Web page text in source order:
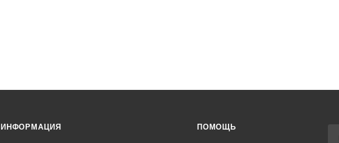
ИНФОРМАЦИЯ ПОМОЩЬ